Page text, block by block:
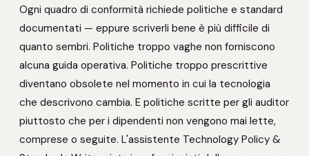
Ogni quadro di conformità richiede politiche e standard
documentati — eppure scriverli bene è più difficile di
quanto sembri. Politiche troppo vaghe non forniscono
alcuna guida operativa. Politiche troppo prescrittive
diventano obsolete nel momento in cui la tecnologia
che descrivono cambia. E politiche scritte per gli auditor
piuttosto che per i dipendenti non vengono mai lette,
comprese o seguite. L'assistente Technology Policy &